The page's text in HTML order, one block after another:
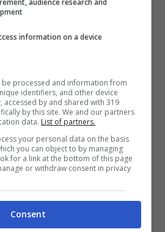
Terza C? La voce che fa notizia
Uspms.it
sul piccolo
fine degli anni ’80,
quotidiane di un
del liceo, affrontando temi
con un approccio diretto e
fine hanno fatto i
la loro carriera nel
audience research and
information on a device
processed and information from
identifiers, and other device
accessed by and shared with 319
by this site. We and our partners
data. List of partners.
your personal data on the basis
you can object to by managing
for a link at the bottom of this page
or withdraw consent in privacy
Consent